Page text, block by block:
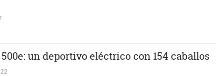
un deportivo eléctrico con 154 caballos